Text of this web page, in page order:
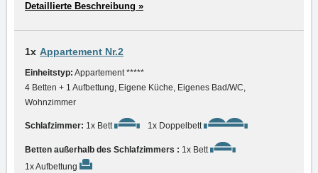
Detaillierte Beschreibung »
1x Appartement Nr.2
Einheitstyp: Appartement *****
4 Betten + 1 Aufbettung, Eigene Küche, Eigenes Bad/WC,
Wohnzimmer
Schlafzimmer: 1x Bett 1x Doppelbett
Betten außerhalb des Schlafzimmers : 1x Bett
1x Aufbettung